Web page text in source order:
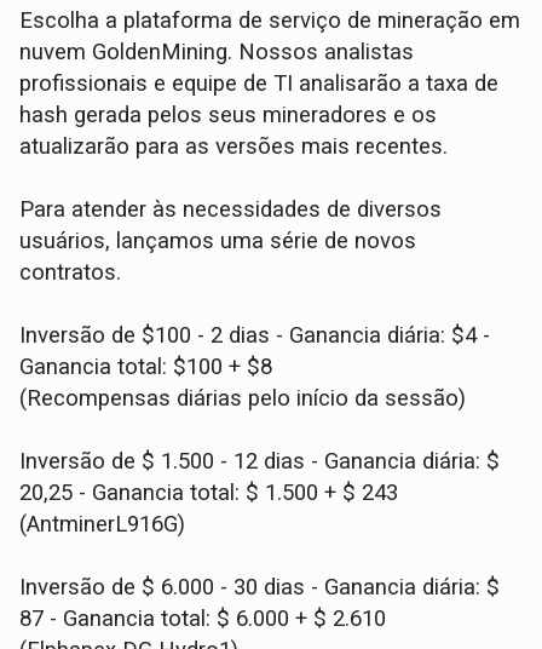
Escolha a plataforma de serviço de mineração em
nuvem GoldenMining. Nossos analistas
profissionais e equipe de TI analisarão a taxa de
hash gerada pelos seus mineradores e os
atualizarão para as versões mais recentes.
Para atender às necessidades de diversos
usuários, lançamos uma série de novos
contratos.
Inversão de $100 - 2 dias - Ganancia diária: $4 -
Ganancia total: $100 + $8
(Recompensas diárias pelo início da sessão)
Inversão de $ 1.500 - 12 dias - Ganancia diária: $
20,25 - Ganancia total: $ 1.500 + $ 243
(AntminerL916G)
Inversão de $ 6.000 - 30 dias - Ganancia diária: $
87 - Ganancia total: $ 6.000 + $ 2.610